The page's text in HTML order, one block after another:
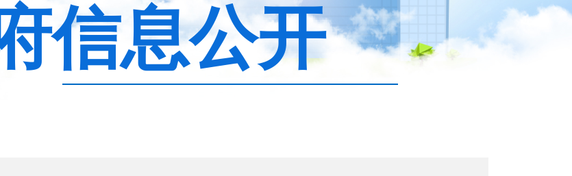
信息公开